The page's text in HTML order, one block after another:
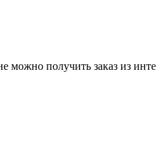
получить заказ из